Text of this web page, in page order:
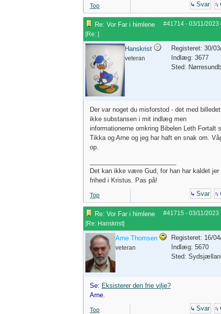
Top Svar
#41714 - 03/11/2023
Re: Vor Far i himlene
[Re: ]
Hanskrist
veteran
Registeret: 30/
Indlæg: 3677
Sted:
Der var noget du misforstod - det med
ikke substansen i mit indlæg men
informationerne omkring Bibelen Leth Fortalt
Tikka og Arne og jeg har haft en snak om.
op.
Det kan ikke være Gud, for han har kaldet jer
frihed i Kristus. Pas på!
Top Svar
#41715 - 03/11/2023
Re: Vor Far i himlene
[Re: Hanskrist]
Arne Thomsen
veteran
Registeret: 16/
Indlæg: 5670
Sted:
Se: Eksisterer den frie vilje?
Arne.
Top Svar